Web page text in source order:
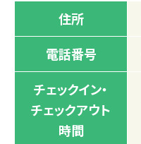
住所
電話番号
チェックイン・
チェックアウト
時間